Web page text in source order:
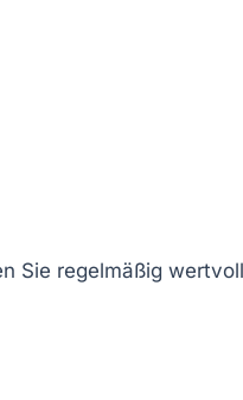
Sie regelmäßig